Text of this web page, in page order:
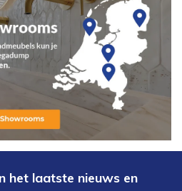
het laatste nieuws en